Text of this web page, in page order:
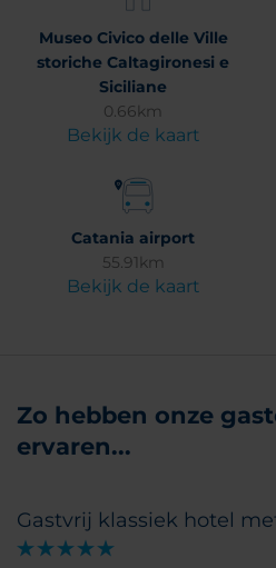
Museo Civico delle Ville
storiche Caltagironesi e
Siciliane
0.66km
Bekijk de kaart
Catania airport
55.91km
Bekijk de kaart
Zo hebben onze
ervaren...
Gastvrij klassiek hotel